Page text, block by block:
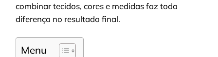
combinar tecidos, cores e medidas faz toda
diferença no resultado final.
Menu